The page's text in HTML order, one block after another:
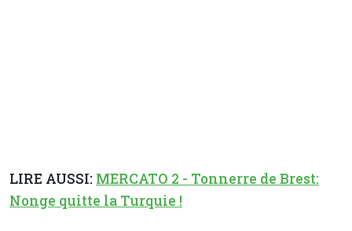
LIRE AUSSI: MERCATO 2 - Tonnerre de Brest:
Nonge quitte la Turquie !